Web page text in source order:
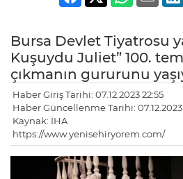
Bursa Devlet Tiyatrosu
Kuşuydu Juliet” 100.
çıkmanın gururunu
Haber Giriş Tarihi: 07.12.2023 22:55
Haber Güncellenme Tarihi: 07.12.2023
Kaynak: İHA
https://www.yenisehiryorem.com/